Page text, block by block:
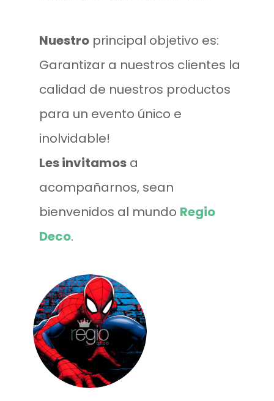
Nuestro principal objetivo es:
Garantizar a nuestros clientes la
calidad de nuestros productos
para un evento único e
inolvidable!
Les invitamos a
acompañarnos, sean
bienvenidos al mundo Regio
Deco.